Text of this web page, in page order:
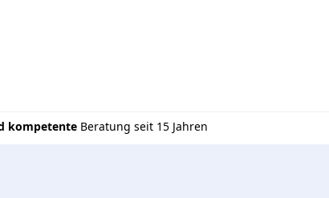
kompetente Beratung seit 15 Jahren